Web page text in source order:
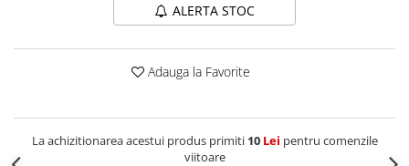
ALERTA STOC
Adauga la Favorite
La achizitionarea acestui produs primiti 10 Lei pentru comenzile
viitoare